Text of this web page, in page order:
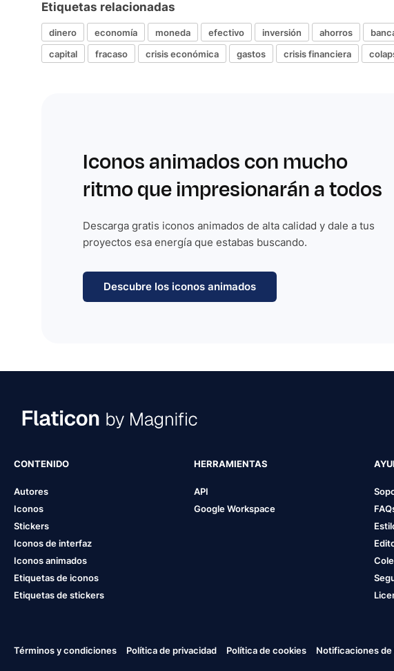
Etiquetas relacionadas
dinero economía moneda efectivo inversión ahorros
capital
fracaso crisis económica gastos crisis financiera
Iconos animados con mucho
ritmo que impresionarán a todos
Descarga gratis iconos animados de alta calidad y dale a tus
proyectos esa energía que estabas buscando.
Descubre los iconos animados
CONTENIDO
Autores
Iconos
Stickers
Iconos de interfaz
Iconos animados
Etiquetas de iconos
Etiquetas de stickers
HERRAMIENTAS
API
Google Workspace
Términos y condiciones Política de privacidad Política de cookies Notificaciones